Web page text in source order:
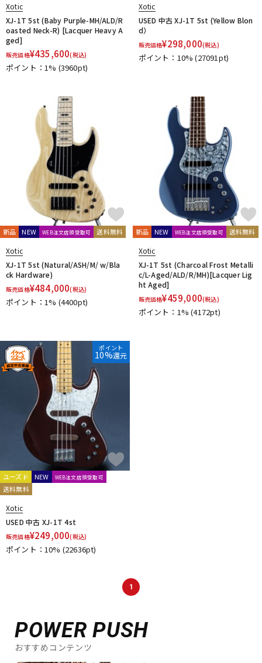
アンプ エフェクター
DJ機器 DTM
DTM オンライン納品 レコーディング機器
配信/ライブ機器 楽器アクセサリ
中古 ヴィンテージ
Xotic
XJ-1T 5st (Baby Purple-MH/ALD/R
oasted Neck-R) [Lacquer Heavy A
ged]
販売価格¥435,600(税込)
ポイント：1% (3960pt)
Xotic
USED 中古 XJ-1T 5st (Yellow Blon
d）
販売価格¥298,000(税込)
ポイント：10%(27091pt)
新品 NEW WEB注文店頭受取可 送料無料
Xotic
XJ-1T 5st (Natural/ASH/M/ w/Bla
ck Hardware)
販売価格¥484,000(税込)
ポイント：1% (4400pt)
新品 NEW WEB注文店頭受取可 送料無料
Xotic
XJ-1T 5st (Charcoal Frost Metalli
c/L-Aged/ALD/R/MH)[Lacquer Lig
ht Aged]
販売価格¥459,000(税込)
ポイント：1%(4172pt)
ポイント
10%還元
ユーズド NEW WEB注文店頭受取可
送料無料
Xotic
USED 中古 XJ-1T 4st
販売価格¥249,000(税込)
ポイント：10% (22636pt)
1
POWER PUSH
おすすめコンテンツ